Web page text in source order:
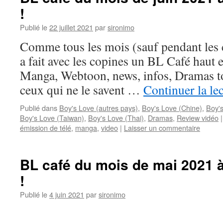
!
Publié le22 juillet 2021 parsironimo
Comme tous les mois (sauf pendant les
a fait avec les copines un BL Café haut
Manga, Webtoon, news, infos, Dramas
ceux qui ne le savent … Continuer la
Publié dans Boy's Love (autres pays), Boy's Love (Chine),
Boy's Love (Taiwan), Boy's Love (Thai), Dramas, Review vidéo |
émission de télé, manga, video | Laisser un commentaire
BL café du mois de mai 2021
!
Publié le4 juin 2021 parsironimo